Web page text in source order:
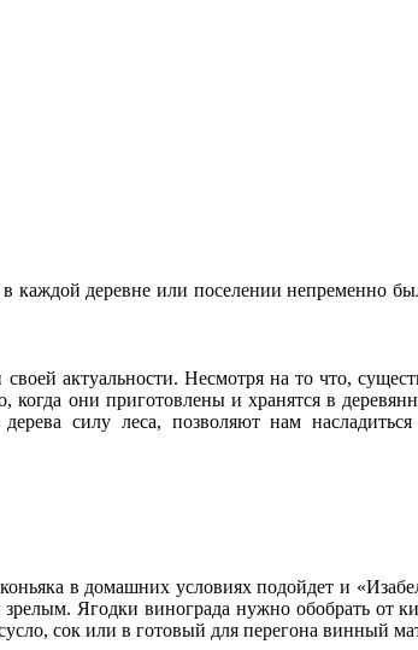
в каждой деревне или поселении непременно
актуальности. Несмотря на то что,
когда они приготовлены и хранятся в
силу леса, позволяют нам
в домашних условиях подойдет и
Ягодки винограда нужно обобрать от
сок или в готовый для перегона винный